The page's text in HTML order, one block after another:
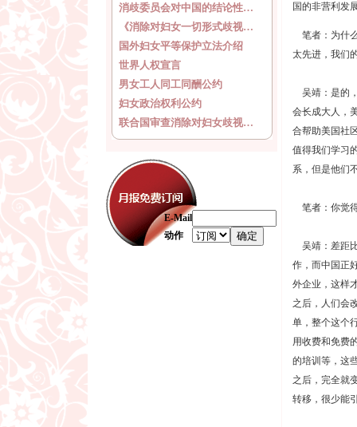
消歧委员会对中国的结论性…
《消除对妇女一切形式歧视…
国外妇女平等保护立法介绍
世界人权宣言
男女工人同工同酬公约
妇女政治权利公约
联合国审查消除对妇女歧视…
E-Mail
动作
国的非营利发
笔者：为什
太先进，我们
吴靖：是的
会长成大人，
合帮助美国社
值得我们学习
系，但是他们
笔者：你觉
吴靖：差距
作，而中国正
外企业，这样
之后，人们会
单，整个这个
用收费和免费
的培训等，这
之后，完全就
转移，很少能